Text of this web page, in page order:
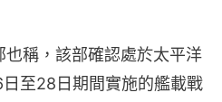
也稱，該部確認處於太平洋
至28日期間實施的艦載戰